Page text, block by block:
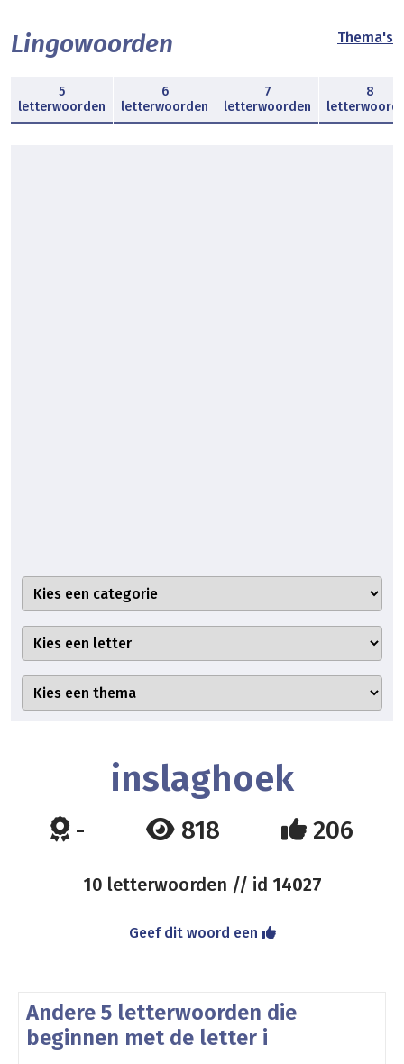
Lingowoorden Thema's
5
letterwoorden
6
letterwoorden
7
letterwoorden
8
inslaghoek
- 818 206
10 letterwoorden // id 14027
Geef dit woord een
Andere 5 letterwoorden die
beginnen met de letter i